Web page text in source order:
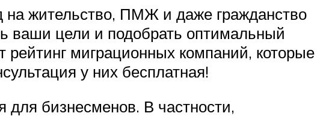
на жительство, ПМЖ и даже гражданство
ваши цели и подобрать оптимальный
миграционных компаний, которые
у них бесплатная!
для бизнесменов. В частности,